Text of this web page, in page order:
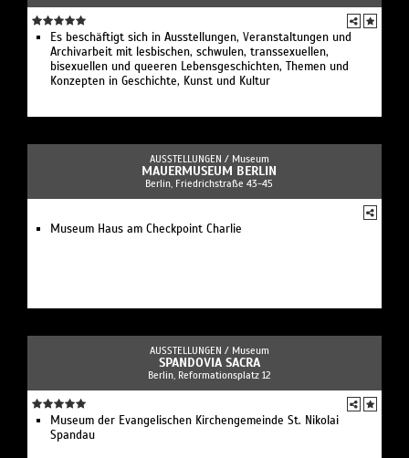
Es beschäftigt sich in Ausstellungen, Veranstaltungen und
Archivarbeit mit lesbischen, schwulen, transsexuellen,
bisexuellen und queeren Lebensgeschichten, Themen und
Konzepten in Geschichte, Kunst und Kultur
AUSSTELLUNGEN / Museum
MAUERMUSEUM BERLIN
Berlin, Friedrichstraße 43-45
Museum Haus am Checkpoint Charlie
AUSSTELLUNGEN / Museum
SPANDOVIA SACRA
Berlin, Reformationsplatz 12
Museum der Evangelischen Kirchengemeinde St. Nikolai
Spandau